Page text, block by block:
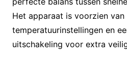
Het apparaat is voorzien van
temperatuurinstellingen en
uitschakeling voor extra